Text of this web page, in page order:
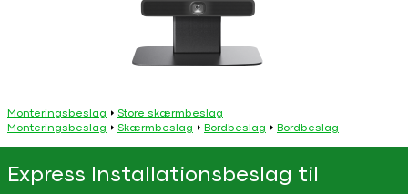
Monteringsbeslag
Store skærmbeslag
Monteringsbeslag
Skærmbeslag Bordbeslag Bordbeslag
Express Installationsbeslag til